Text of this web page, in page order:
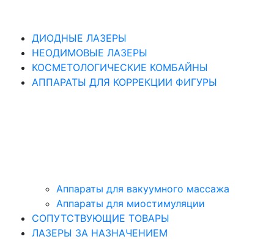
ДИОДНЫЕ ЛАЗЕРЫ
НЕОДИМОВЫЕ ЛАЗЕРЫ
КОСМЕТОЛОГИЧЕСКИЕ КОМБАЙНЫ
АППАРАТЫ ДЛЯ КОРРЕКЦИИ ФИГУРЫ
Аппараты для вакуумного массажа
Аппараты для миостимуляции
СОПУТСТВУЮЩИЕ ТОВАРЫ
ЛАЗЕРЫ ЗА НАЗНАЧЕНИЕМ